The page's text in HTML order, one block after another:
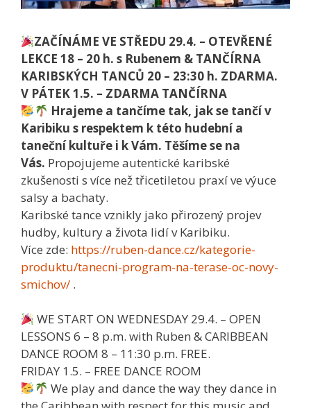
ZAČÍNÁME VE STŘEDU 29.4. – OTEVŘENÉ
LEKCE 18 – 20 h. s Rubenem & TANČÍRNA
KARIBSKÝCH TANCŮ 20 – 23:30 h. ZDARMA.
V PÁTEK 1.5. – ZDARMA TANČÍRNA
Hrajeme a tančíme tak, jak se tančí v
Karibiku s respektem k této hudební a
taneční kultuře i k Vám. Těšíme se na
Vás. Propojujeme autentické karibské
zkušenosti s více než třicetiletou praxí ve výuce
salsy a bachaty.
Karibské tance vznikly jako přirozený projev
hudby, kultury a života lidí v Karibiku.
Více zde: https://ruben-dance.cz/kategorie-
produktu/tanecni-program-na-terase-oc-novy-
smichov/ .
WE START ON WEDNESDAY 29.4. – OPEN
LESSONS 6 – 8 p.m. with Ruben & CARIBBEAN
DANCE ROOM 8 – 11:30 p.m. FREE.
FRIDAY 1.5. – FREE DANCE ROOM
We play and dance the way they dance in